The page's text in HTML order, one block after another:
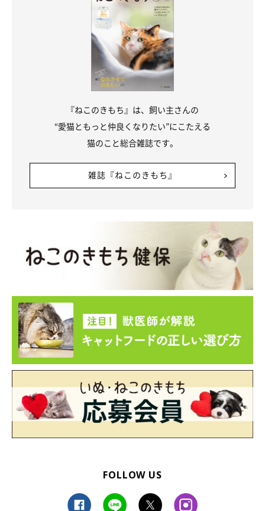
『ねこのきもち』は、飼い主さんの
“愛猫ともっと仲良くなりたい”にこたえる
猫のこと総合雑誌です。
雑誌『ねこのきもち』
FOLLOW US